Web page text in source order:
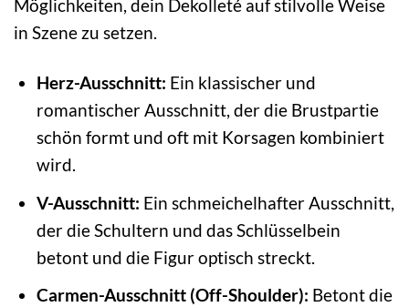
Möglichkeiten, dein Dekolleté auf stilvolle Weise
in Szene zu setzen.
Herz-Ausschnitt: Ein klassischer und
romantischer Ausschnitt, der die Brustpartie
schön formt und oft mit Korsagen kombiniert
wird.
V-Ausschnitt: Ein schmeichelhafter Ausschnitt,
der die Schultern und das Schlüsselbein
betont und die Figur optisch streckt.
Carmen-Ausschnitt (Off-Shoulder): Betont die